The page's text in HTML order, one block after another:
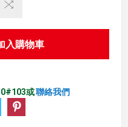
入購物車
或聯絡我們